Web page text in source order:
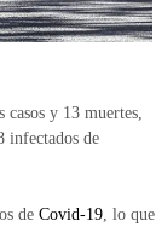
y 13 muertes,
infectados de
de Covid-19, lo que